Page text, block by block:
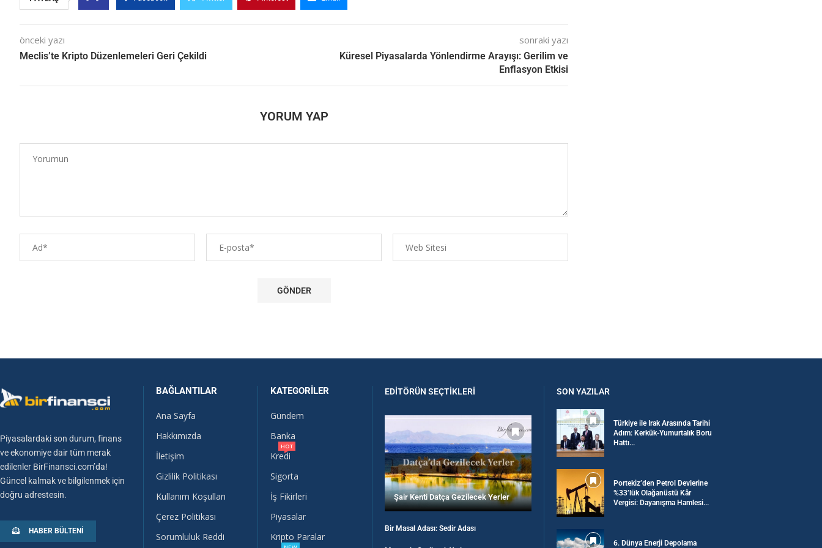
önceki yazı
Meclis’te Kripto Düzenlemeleri Geri Çekildi
sonraki yazı
Küresel Piyasalarda Yönlendirme Arayışı: Gerilim ve
Enflasyon Etkisi
YORUM YAP
Piyasalardaki son durum, finans
ve ekonomiye dair tüm merak
edilenler BirFinansci.com’da!
Güncel kalmak ve bilgilenmek için
doğru adrestesin.
HABER BÜLTENI
BAĞLANTILAR
Ana Sayfa
Hakkımızda
İletişim
Gizlilik Politikası
Kullanım Koşulları
Çerez Politikası
Sorumluluk Reddi
KATEGORILER
Gündem
Banka
Kredi
HOT
Sigorta
İş Fikirleri
Piyasalar
Kripto Paralar
EDITÖRÜN SEÇTIKLERI
Şair Kenti Datça Gezilecek Yerler
Bir Masal Adası: Sedir Adası
SON YAZILAR
Türkiye ile Irak Arasında Tarihi
Adım: Kerkük-Yumurtalık Boru
Hattı...
Portekiz’den Petrol Devlerine
%33’lük Olağanüstü Kâr
Vergisi: Dayanışma Hamlesi...
6. Dünya Enerji Depolama